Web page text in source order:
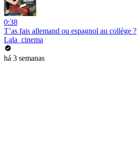
0:38
T’as fais allemand ou espagnol au collège ?
Lala_cinema
há 3 semanas